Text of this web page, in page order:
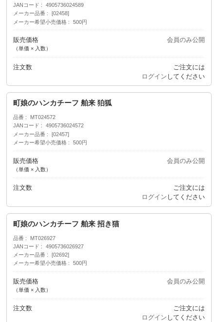
JANコード
4905736024589
メーカー品番
[02458]
メーカー希望小売価格
500円
販売価格
（単価 × 入数）
会員のみ公開
注文数
ご注文には
ログイン してください
町娘のハンカチーフ 舶来 狛狐
品番
MT024572
JANコード
4905736024572
メーカー品番
[02457]
メーカー希望小売価格
500円
販売価格
（単価 × 入数）
会員のみ公開
注文数
ご注文には
ログイン してください
町娘のハンカチーフ 舶来 招き猫
品番
MT026927
JANコード
4905736026927
メーカー品番
[02692]
メーカー希望小売価格
500円
販売価格
（単価 × 入数）
会員のみ公開
注文数
ご注文には
ログイン してください